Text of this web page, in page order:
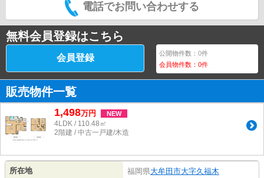
電話でお問い合わせする
無料会員登録はこちら
会員登録 公開物件数：0件
会員物件数：0件
販売物件一覧
1,498万円 NEW
4LDK / 110.48㎡
2階建 / 中古一戸建/木造
所在地 福岡県大牟田市大字久福木